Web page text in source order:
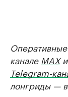
канале MAXи
Telegram-
лонгриды — в